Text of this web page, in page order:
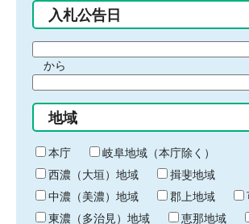
入札公告日
間
始
り
から
間
終
わ
り
地域
本庁
岐阜地域（本庁除く）
西濃（大垣）地域
揖斐地域
中濃（美濃）地域
郡上地域
東濃（多治見）地域
恵那地域